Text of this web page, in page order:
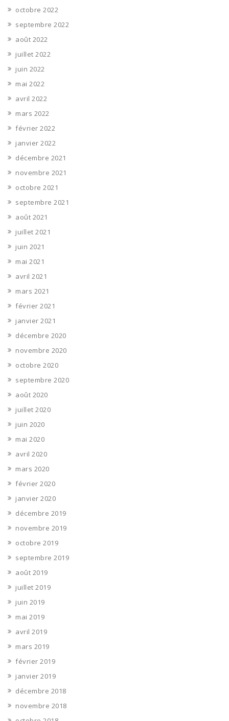
octobre 2022
septembre 2022
août 2022
juillet 2022
juin 2022
mai 2022
avril 2022
mars 2022
février 2022
janvier 2022
décembre 2021
novembre 2021
octobre 2021
septembre 2021
août 2021
juillet 2021
juin 2021
mai 2021
avril 2021
mars 2021
février 2021
janvier 2021
décembre 2020
novembre 2020
octobre 2020
septembre 2020
août 2020
juillet 2020
juin 2020
mai 2020
avril 2020
mars 2020
février 2020
janvier 2020
décembre 2019
novembre 2019
octobre 2019
septembre 2019
août 2019
juillet 2019
juin 2019
mai 2019
avril 2019
mars 2019
février 2019
janvier 2019
décembre 2018
novembre 2018